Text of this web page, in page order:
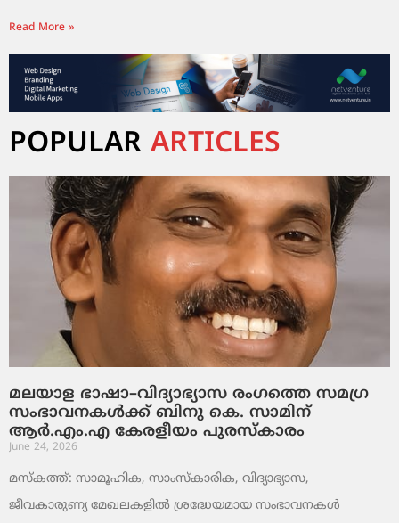
Read More »
POPULAR ARTICLES
മലയാള ഭാഷാ–വിദ്യാഭ്യാസ രംഗത്തെ സമഗ്ര
സംഭാവനകൾക്ക് ബിനു കെ. സാമിന്
ആർ.എം.എ കേരളീയം പുരസ്‌കാരം
June 24, 2026
മസ്കത്ത്: സാമൂഹിക, സാംസ്‌കാരിക, വിദ്യാഭ്യാസ,
ജീവകാരുണ്യ മേഖലകളിൽ ശ്രദ്ധേയമായ സംഭാവനകൾ